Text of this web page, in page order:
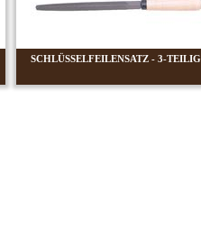
SCHLÜSSELFEILENSATZ - 3-TEILIG